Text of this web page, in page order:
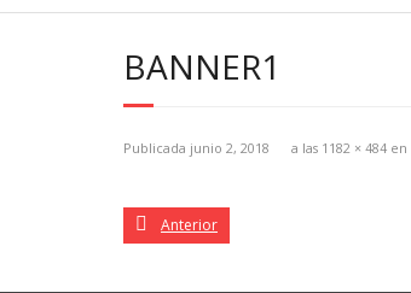
BANNER1
Publicada junio 2, 2018 a las 1182 × 484 en
Anterior